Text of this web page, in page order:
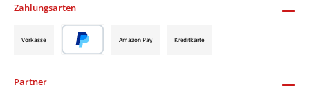
Zahlungsarten
Vorkasse Amazon Pay Kreditkarte
Partner